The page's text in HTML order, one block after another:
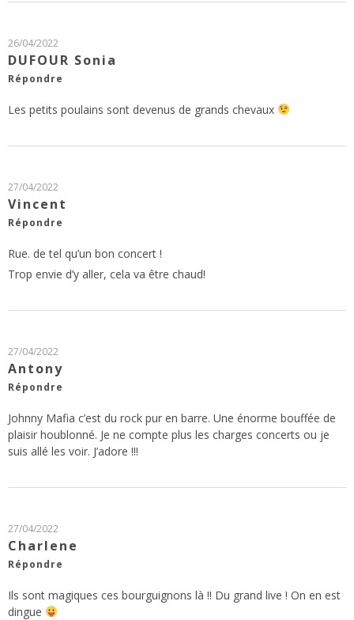
26/04/2022
DUFOUR Sonia
Répondre
Les petits poulains sont devenus de grands chevaux
27/04/2022
Vincent
Répondre
Rue. de tel qu’un bon concert !
Trop envie d’y aller, cela va être chaud!
27/04/2022
Antony
Répondre
Johnny Mafia c’est du rock pur en barre. Une énorme bouffée de
plaisir houblonné. Je ne compte plus les charges concerts ou je
suis allé les voir. J’adore !!!
27/04/2022
Charlene
Répondre
Ils sont magiques ces bourguignons là !! Du grand live ! On en est
dingue